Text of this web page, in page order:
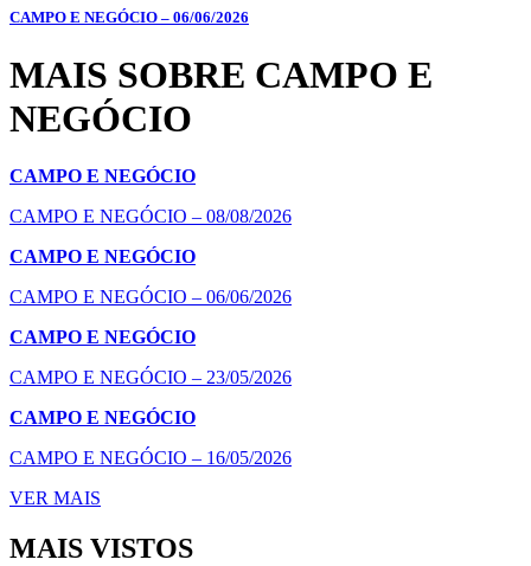
CAMPO E NEGÓCIO – 06/06/2026
MAIS SOBRE CAMPO E
NEGÓCIO
CAMPO E NEGÓCIO
CAMPO E NEGÓCIO – 08/08/2026
CAMPO E NEGÓCIO
CAMPO E NEGÓCIO – 06/06/2026
CAMPO E NEGÓCIO
CAMPO E NEGÓCIO – 23/05/2026
CAMPO E NEGÓCIO
CAMPO E NEGÓCIO – 16/05/2026
VER MAIS
MAIS VISTOS